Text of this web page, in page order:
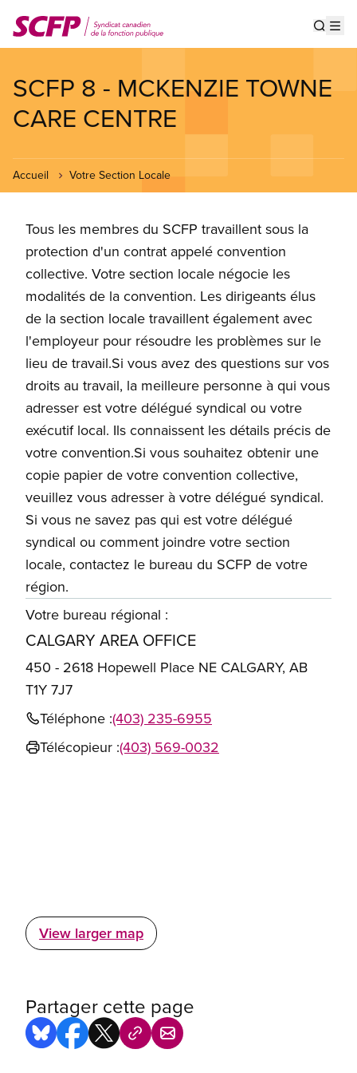
au
contenu
SCFP 8 - MCKENZIE TOWNE
CARE CENTRE
Accueil Votre Section Locale
Tous les membres du SCFP travaillent sous la
protection d'un contrat appelé convention
collective. Votre section locale négocie les
modalités de la convention. Les dirigeants élus
de la section locale travaillent également avec
l'employeur pour résoudre les problèmes sur le
lieu de travail.Si vous avez des questions sur vos
droits au travail, la meilleure personne à qui vous
adresser est votre délégué syndical ou votre
exécutif local. Ils connaissent les détails précis de
votre convention.Si vous souhaitez obtenir une
copie papier de votre convention collective,
veuillez vous adresser à votre délégué syndical.
Si vous ne savez pas qui est votre délégué
syndical ou comment joindre votre section
locale, contactez le bureau du SCFP de votre
région.
Votre bureau régional :
CALGARY AREA OFFICE
450 - 2618 Hopewell Place NE CALGARY, AB
T1Y 7J7
Téléphone :(403) 235-6955
Télécopieur :(403) 569-0032
View larger map
Partager cette page